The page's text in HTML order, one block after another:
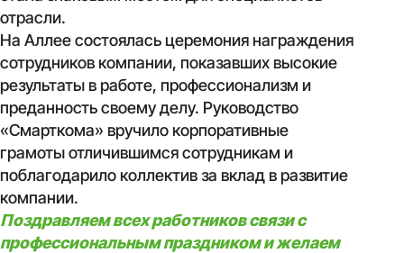
отрасли.
На Аллее состоялась церемония награждения
сотрудников компании, показавших высокие
результаты в работе, профессионализм и
преданность своему делу. Руководство
«Смарткома» вручило корпоративные
грамоты отличившимся сотрудникам и
поблагодарило коллектив за вклад в развитие
компании.
Поздравляем всех работников связи с
профессиональным праздником и желаем